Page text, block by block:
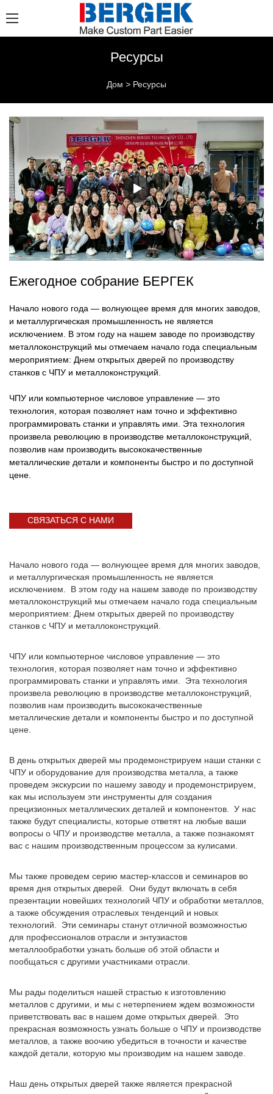
Ресурсы
Дом > Ресурсы
Ежегодное собрание БЕРГЕК
Начало нового года — волнующее время для многих заводов,
и металлургическая промышленность не является
исключением. В этом году на нашем заводе по производству
металлоконструкций мы отмечаем начало года специальным
мероприятием: Днем открытых дверей по производству
станков с ЧПУ и металлоконструкций.
ЧПУ или компьютерное числовое управление — это
технология, которая позволяет нам точно и эффективно
программировать станки и управлять ими. Эта технология
произвела революцию в производстве металлоконструкций,
позволив нам производить высококачественные
металлические детали и компоненты быстро и по доступной
цене.
СВЯЗАТЬСЯ С НАМИ
Начало нового года — волнующее время для многих заводов,
и металлургическая промышленность не является
исключением. В этом году на нашем заводе по производству
металлоконструкций мы отмечаем начало года специальным
мероприятием: Днем открытых дверей по производству
станков с ЧПУ и металлоконструкций.
ЧПУ или компьютерное числовое управление — это
технология, которая позволяет нам точно и эффективно
программировать станки и управлять ими. Эта технология
произвела революцию в производстве металлоконструкций,
позволив нам производить высококачественные
металлические детали и компоненты быстро и по доступной
цене.
В день открытых дверей мы продемонстрируем наши станки с
ЧПУ и оборудование для производства металла, а также
проведем экскурсии по нашему заводу и продемонстрируем,
как мы используем эти инструменты для создания
прецизионных металлических деталей и компонентов. У нас
также будут специалисты, которые ответят на любые ваши
вопросы о ЧПУ и производстве металла, а также познакомят
вас с нашим производственным процессом за кулисами.
Мы также проведем серию мастер-классов и семинаров во
время дня открытых дверей. Они будут включать в себя
презентации новейших технологий ЧПУ и обработки металлов,
а также обсуждения отраслевых тенденций и новых
технологий. Эти семинары станут отличной возможностью
для профессионалов отрасли и энтузиастов
металлообработки узнать больше об этой области и
пообщаться с другими участниками отрасли.
Мы рады поделиться нашей страстью к изготовлению
металлов с другими, и мы с нетерпением ждем возможности
приветствовать вас в нашем доме открытых дверей. Это
прекрасная возможность узнать больше о ЧПУ и производстве
металлов, а также воочию убедиться в точности и качестве
каждой детали, которую мы производим на нашем заводе.
Наш день открытых дверей также является прекрасной